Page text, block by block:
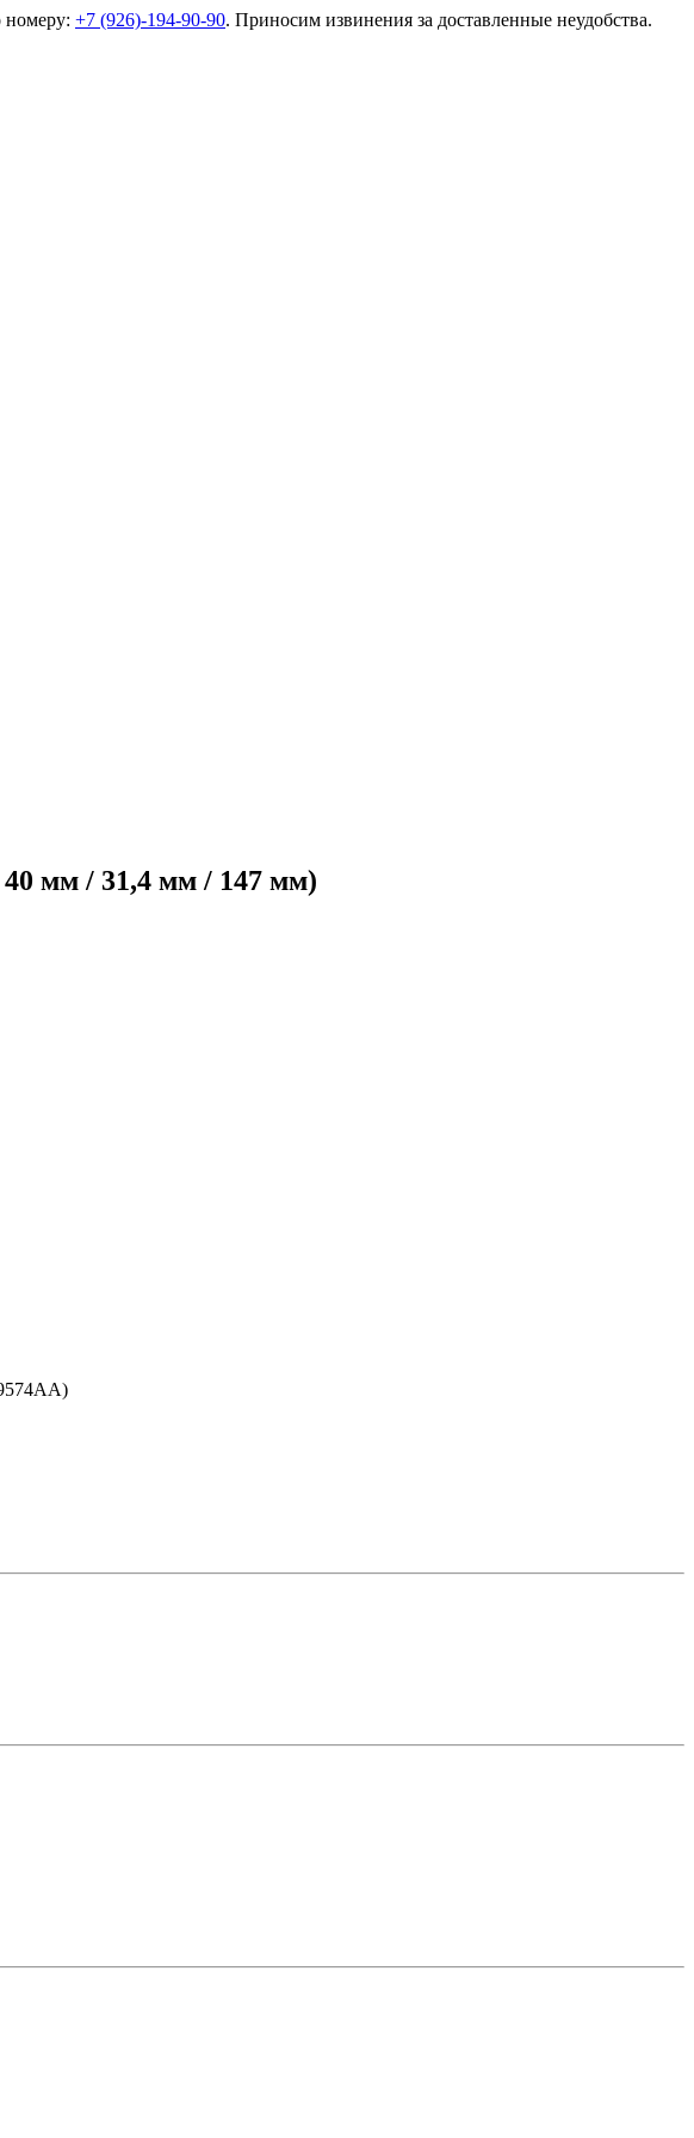
номеру: +7 (926)-194-90-90. Приносим извинения за доставленные неудобства.
40 мм / 31,4 мм / 147 мм)